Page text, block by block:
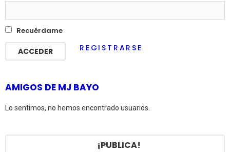
Recuérdame
REGISTRARSE
AMIGOS DE MJ BAYO
Lo sentimos, no hemos encontrado usuarios.
¡PUBLICA!